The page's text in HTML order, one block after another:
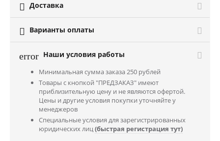
 Доставка
 Варианты оплаты
error Наши условия работы
Минимальная сумма заказа 250 рублей
Товары с кнопкой "ПРЕДЗАКАЗ" имеют
приблизительную цену и не являются офертой.
Цены и другие условия покупки уточняйте у
менеджеров
Специальные условия для зарегистрированных
юридических лиц(быстрая регистрация тут)